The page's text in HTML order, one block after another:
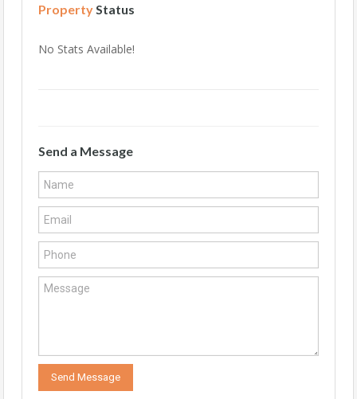
Property Status
No Stats Available!
Send a Message